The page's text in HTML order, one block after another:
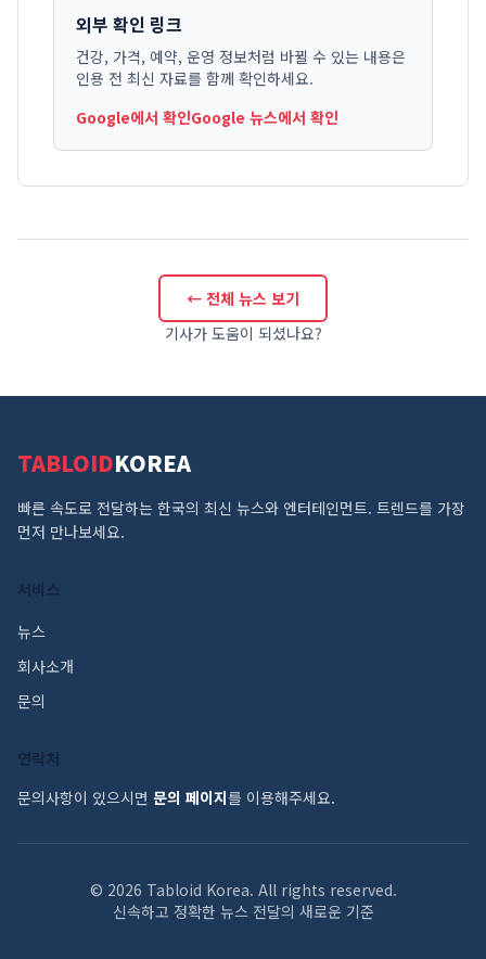
외부 확인 링크
건강, 가격, 예약, 운영 정보처럼 바뀔 수 있는 내용은
인용 전 최신 자료를 함께 확인하세요.
Google에서 확인Google 뉴스에서 확인
← 전체 뉴스 보기
기사가 도움이 되셨나요?
TABLOIDKOREA
빠른 속도로 전달하는 한국의 최신 뉴스와 엔터테인먼트. 트렌드를 가장
먼저 만나보세요.
서비스
뉴스
회사소개
문의
연락처
문의사항이 있으시면 문의 페이지를 이용해주세요.
© 2026 Tabloid Korea. All rights reserved.
신속하고 정확한 뉴스 전달의 새로운 기준